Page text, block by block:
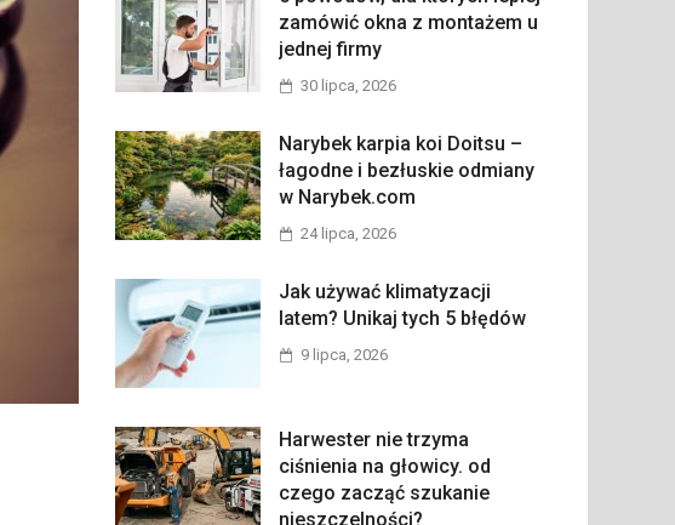
zamówić okna z montażem u
jednej firmy
30 lipca, 2026
Narybek karpia koi Doitsu –
łagodne i bezłuskie odmiany
w Narybek.com
24 lipca, 2026
Jak używać klimatyzacji
latem? Unikaj tych 5 błędów
9 lipca, 2026
Harwester nie trzyma
ciśnienia na głowicy. od
czego zacząć szukanie
nieszczelności?